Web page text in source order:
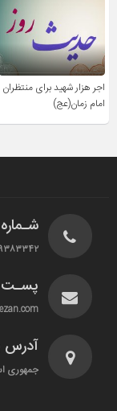
اجر هزار شهید برای منتظران
امام زمان(عج)
پسـت
آدرس
جمهوری